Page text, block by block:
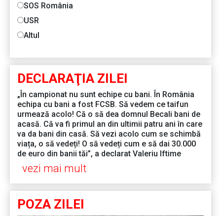
SOS România
USR
Altul
DECLARAŢIA ZILEI
„În campionat nu sunt echipe cu bani. În România
echipa cu bani a fost FCSB. Să vedem ce taifun
urmează acolo! Că o să dea domnul Becali bani de
acasă. Că va fi primul an din ultimii patru ani în care
va da bani din casă. Să vezi acolo cum se schimbă
viața, o să vedeți! O să vedeți cum e să dai 30.000
de euro din banii tăi”, a declarat Valeriu Iftime
vezi mai mult
POZA ZILEI